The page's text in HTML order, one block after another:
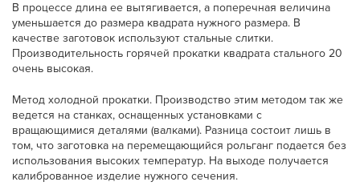
В процессе длина ее вытягивается, а поперечная величина
уменьшается до размера квадрата нужного размера. В
качестве заготовок используют стальные слитки.
Производительность горячей прокатки квадрата стального 20
очень высокая.
Метод холодной прокатки. Производство этим методом так же
ведется на станках, оснащенных установками с
вращающимися деталями (валками). Разница состоит лишь в
том, что заготовка на перемещающийся рольганг подается без
использования высоких температур. На выходе получается
калиброванное изделие нужного сечения.